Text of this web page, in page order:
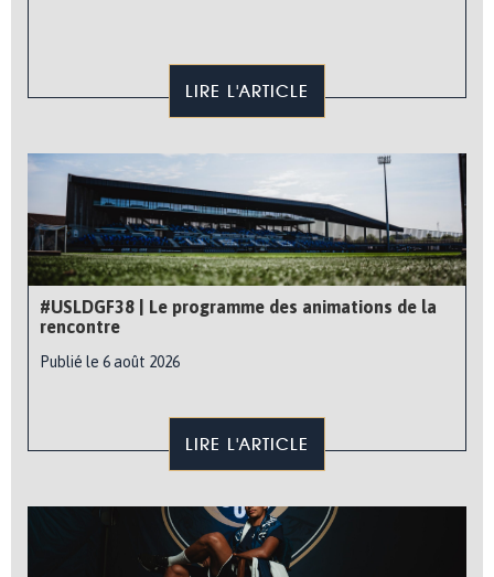
LIRE L'ARTICLE
#USLDGF38 | Le programme des animations de la
rencontre
Publié le 6 août 2026
LIRE L'ARTICLE